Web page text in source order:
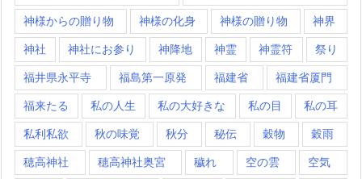
神様からの贈り物 神様の化身 神様の贈り物 神界
神社 神社にお参り 神降地 神霊 神霊符 祭り
福井県永平寺 福島第一原発 福建省 福建省厦門
福来たる 私の人生 私の大好きな 私の目 私の耳
私利私欲 秋の味覚 秋分 秘伝 穀物 穀雨
穂高神社 穂高神社奥宮 穢れ 空の雲 空気